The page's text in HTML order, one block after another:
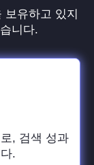
보유하고 있지
니다.
, 검색 성과
.